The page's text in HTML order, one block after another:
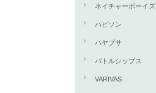
ネイチャーボーイズ
ハピソン
ハヤブサ
バトルシップス
VARIVAS